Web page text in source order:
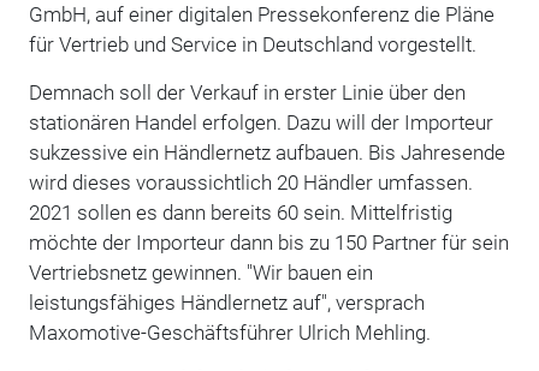
GmbH, auf einer digitalen Pressekonferenz die Pläne
für Vertrieb und Service in Deutschland vorgestellt.
Demnach soll der Verkauf in erster Linie über den
stationären Handel erfolgen. Dazu will der Importeur
sukzessive ein Händlernetz aufbauen. Bis Jahresende
wird dieses voraussichtlich 20 Händler umfassen.
2021 sollen es dann bereits 60 sein. Mittelfristig
möchte der Importeur dann bis zu 150 Partner für sein
Vertriebsnetz gewinnen. "Wir bauen ein
leistungsfähiges Händlernetz auf", versprach
Maxomotive-Geschäftsführer Ulrich Mehling.